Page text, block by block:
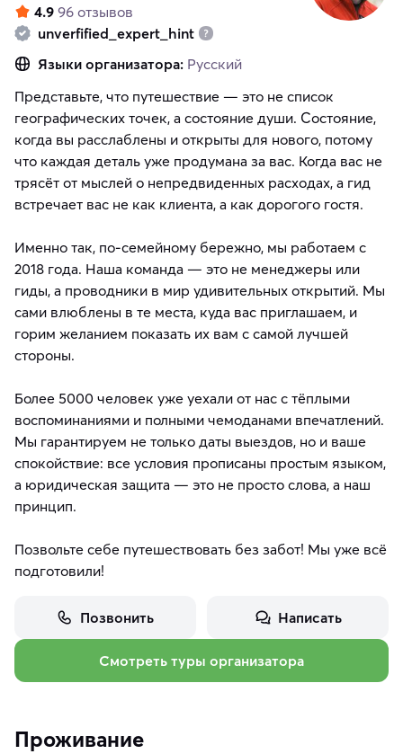
4.9 96 отзывов
unverfified_expert_hint
Языки организатора: Русский
Представьте, что путешествие — это не список
географических точек, а состояние души. Состояние,
когда вы расслаблены и открыты для нового, потому
что каждая деталь уже продумана за вас. Когда вас не
трясёт от мыслей о непредвиденных расходах, а гид
встречает вас не как клиента, а как дорогого гостя.
Именно так, по-семейному бережно, мы работаем с
2018 года. Наша команда — это не менеджеры или
гиды, а проводники в мир удивительных открытий. Мы
сами влюблены в те места, куда вас приглашаем, и
горим желанием показать их вам с самой лучшей
стороны.
Более 5000 человек уже уехали от нас с тёплыми
воспоминаниями и полными чемоданами впечатлений.
Мы гарантируем не только даты выездов, но и ваше
спокойствие: все условия прописаны простым языком,
а юридическая защита — это не просто слова, а наш
принцип.
Позвольте себе путешествовать без забот! Мы уже всё
подготовили!
Позвонить Написать
Смотреть туры организатора
Проживание